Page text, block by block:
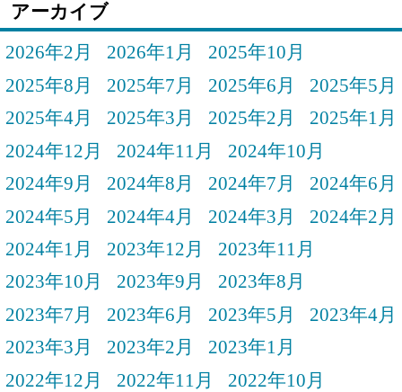
アーカイブ
2026年2月
2026年1月
2025年10月
2025年8月
2025年7月 2025年6月
2025年5月
2025年4月
2025年3月 2025年2月
2025年1月
2024年12月
2024年11月
2024年10月
2024年9月
2024年8月 2024年7月
2024年6月
2024年5月
2024年4月 2024年3月
2024年2月
2024年1月
2023年12月
2023年11月
2023年10月
2023年9月
2023年8月
2023年7月
2023年6月 2023年5月
2023年4月
2023年3月
2023年2月
2023年1月
2022年12月
2022年11月
2022年10月